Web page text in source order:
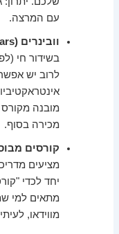
עם המרצה.
וובינרים (Webinars):
בשידור חי
לרוב יש
מובנה
מכירה בסוף.
קורסים
מציעים
יחד לכדי
מתאים למי
מווידאו,